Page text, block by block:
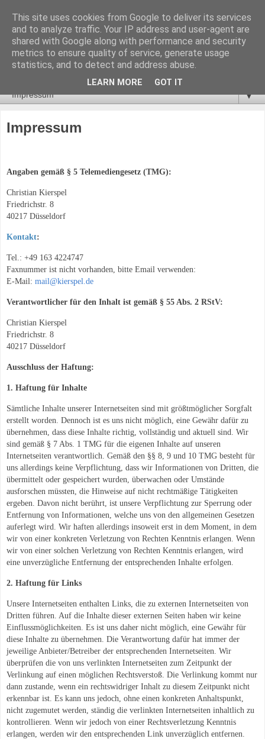
Geht nicht? Gibt's nicht!
"Alle sagten, das geht nicht! Dann kam einer, der wusste das
nicht, und hat's einfach gemacht." - unbekannter Autor
▼
Impressum
Angaben gemäß § 5 Telemediengesetz (TMG):
Christian Kierspel
Friedrichstr. 8
40217 Düsseldorf
Kontakt:
Tel.: +49 163 4224747
Faxnummer ist nicht vorhanden, bitte Email verwenden:
E-Mail: mail@kierspel.de
Verantwortlicher für den Inhalt ist gemäß § 55 Abs. 2 RStV:
Christian Kierspel
Friedrichstr. 8
40217 Düsseldorf
Ausschluss der Haftung:
1. Haftung für Inhalte
Sämtliche Inhalte unserer Internetseiten sind mit größtmöglicher Sorgfalt
erstellt worden. Dennoch ist es uns nicht möglich, eine Gewähr dafür zu
übernehmen, dass diese Inhalte richtig, vollständig und aktuell sind. Wir
sind gemäß § 7 Abs. 1 TMG für die eigenen Inhalte auf unseren
Internetseiten verantwortlich. Gemäß den §§ 8, 9 und 10 TMG besteht für
uns allerdings keine Verpflichtung, dass wir Informationen von Dritten, die
übermittelt oder gespeichert wurden, überwachen oder Umstände
ausforschen müssten, die Hinweise auf nicht rechtmäßige Tätigkeiten
ergeben. Davon nicht berührt, ist unsere Verpflichtung zur Sperrung oder
Entfernung von Informationen, welche uns von den allgemeinen Gesetzen
auferlegt wird. Wir haften allerdings insoweit erst in dem Moment, in dem
wir von einer konkreten Verletzung von Rechten Kenntnis erlangen. Wenn
wir von einer solchen Verletzung von Rechten Kenntnis erlangen, wird
eine unverzügliche Entfernung der entsprechenden Inhalte erfolgen.
2. Haftung für Links
Unsere Internetseiten enthalten Links, die zu externen Internetseiten von
Dritten führen. Auf die Inhalte dieser externen Seiten haben wir keine
Einflussmöglichkeiten. Es ist uns daher nicht möglich, eine Gewähr für
diese Inhalte zu übernehmen. Die Verantwortung dafür hat immer der
jeweilige Anbieter/Betreiber der entsprechenden Internetseiten. Wir
überprüfen die von uns verlinkten Internetseiten zum Zeitpunkt der
Verlinkung auf einen möglichen Rechtsverstoß. Die Verlinkung kommt nur
dann zustande, wenn ein rechtswidriger Inhalt zu diesem Zeitpunkt nicht
erkennbar ist. Es kann uns jedoch, ohne einen konkreten Anhaltspunkt,
nicht zugemutet werden, ständig die verlinkten Internetseiten inhaltlich zu
kontrollieren. Wenn wir jedoch von einer Rechtsverletzung Kenntnis
erlangen, werden wir den entsprechenden Link unverzüglich entfernen.
This site uses cookies from Google to deliver its services
and to analyze traffic. Your IP address and user-agent are
shared with Google along with performance and security
metrics to ensure quality of service, generate usage
statistics, and to detect and address abuse.
LEARN MORE GOT IT